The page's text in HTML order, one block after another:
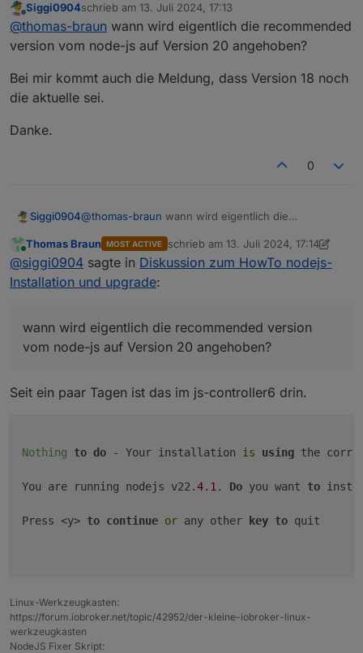
Allerdings sagt er immer noch, dass 18.x
die empfohlene Version ist.
Das ist richtig, weil das im Datenpunkt, der dazu
wurde.
Neue Versionen innerhalb des gleichen Major-
Offline
Siggi0904schrieb am 13. Juli 2024, 17:13
zuletzt editiert von
@thomas-braun wann wird eigentlich die recommended
version vom node-js auf Version 20 angehoben?
Bei mir kommt auch die Meldung, dass Version 18 noch
die aktuelle sei.
Danke.
0
Siggi0904@thomas-braun wann wird eigentlich die
angehoben?
Bei mir kommt auch die Meldung, dass Version 18
noch die aktuelle sei.
Danke.
Online
Thomas Braun MOST ACTIVE schrieb am 13. Juli 2024, 17:14
zuletzt editiert von Thomas Braun
@siggi0904 sagte in Diskussion zum HowTo nodejs-
Installation und upgrade:
wann wird eigentlich die recommended version
vom node-js auf Version 20 angehoben?
Seit ein paar Tagen ist das im js-controller6 drin.
Nothing to do - Your installation is using the
You are running nodejs v22.4.1 . Do you want to
Press <y> to continue or any other key to quit
Linux-Werkzeugkasten:
https://forum.iobroker.net/topic/42952/der-kleine-iobroker-linux-
werkzeugkasten
NodeJS Fixer Skript: